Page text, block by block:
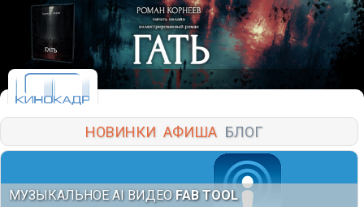
НОВИНКИ АФИША БЛОГ
МУЗЫКАЛЬНОЕ AI ВИДЕО FAB TOOL